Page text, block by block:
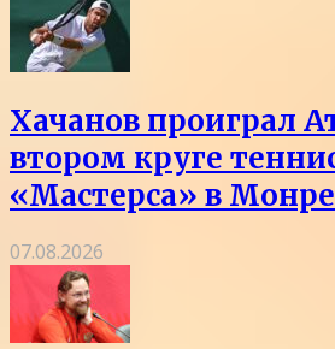
Хачанов проиграл
втором круге
«Мастерса» в
07.08.2026